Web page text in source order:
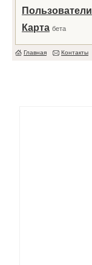
Пользователи
Карта бета
Главная Контакты